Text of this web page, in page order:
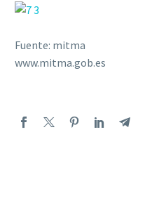
Fuente: mitma
www.mitma.gob.es